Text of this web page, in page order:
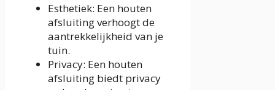
Esthetiek: Een houten
afsluiting verhoogt de
aantrekkelijkheid van je
tuin.
Privacy: Een houten
afsluiting biedt privacy